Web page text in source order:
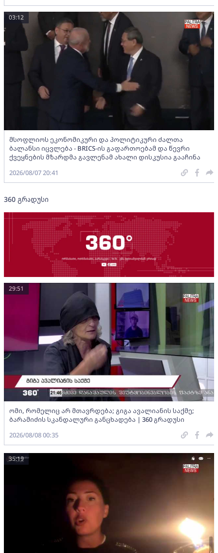
მსოფლიოს ეკონომიკური და პოლიტიკური ძალთა
ბალანსი იცვლება - BRICS-ის გაფართოებამ და წევრი
ქვეყნების მზარდმა გავლენამ ახალი დისკუსია გააჩინა
03:12
2026/08/07 20:41
360 გრადუსი
ომი, რომელიც არ მთავრდება; გიგა ავალიანის საქმე;
ბარამიძის სკანდალური განცხადება | 360 გრადუსი
29:51
2026/08/08 00:35
35:19